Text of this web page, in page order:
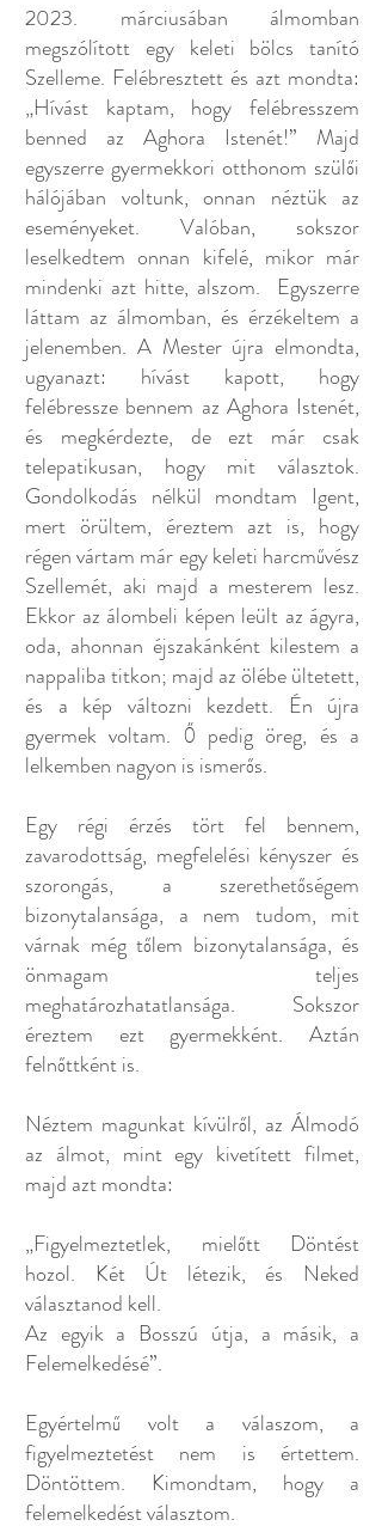
2023. márciusában álmomban
megszólított egy keleti bölcs tanító
Szelleme. Felébresztett és azt mondta:
„Hívást kaptam, hogy felébresszem
benned az Aghora Istenét!” Majd
egyszerre gyermekkori otthonom szülői
hálójában voltunk, onnan néztük az
eseményeket. Valóban, sokszor
leselkedtem onnan kifelé, mikor már
mindenki azt hitte, alszom. Egyszerre
láttam az álmomban, és érzékeltem a
jelenemben. A Mester újra elmondta,
ugyanazt: hívást kapott, hogy
felébressze bennem az Aghora Istenét,
és megkérdezte, de ezt már csak
telepatikusan, hogy mit választok.
Gondolkodás nélkül mondtam Igent,
mert örültem, éreztem azt is, hogy
régen vártam már egy keleti harcművész
Szellemét, aki majd a mesterem lesz.
Ekkor az álombeli képen leült az ágyra,
oda, ahonnan éjszakánként kilestem a
nappaliba titkon; majd az ölébe ültetett,
és a kép változni kezdett. Én újra
gyermek voltam. Ő pedig öreg, és a
lelkemben nagyon is ismerős.
Egy régi érzés tört fel bennem,
zavarodottság, megfelelési kényszer és
szorongás, a szerethetőségem
bizonytalansága, a nem tudom, mit
várnak még tőlem bizonytalansága, és
önmagam teljes
meghatározhatatlansága. Sokszor
éreztem ezt gyermekként. Aztán
felnőttként is.
Néztem magunkat kívülről, az Álmodó
az álmot, mint egy kivetített filmet,
majd azt mondta:
„Figyelmeztetlek, mielőtt Döntést
hozol. Két Út létezik, és Neked
választanod kell.
Az egyik a Bosszú útja, a másik, a
Felemelkedésé”.
Egyértelmű volt a válaszom, a
figyelmeztetést nem is értettem.
Döntöttem. Kimondtam, hogy a
felemelkedést választom.